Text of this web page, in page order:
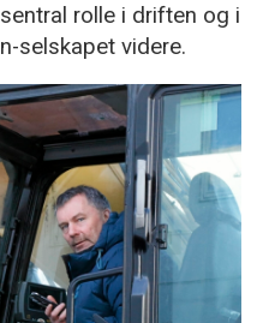
rolle i driften og i
selskapet videre.